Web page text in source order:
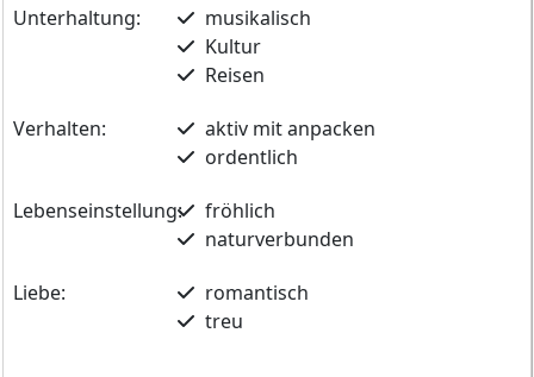
Unterhaltung:
musikalisch
Kultur
Reisen
Verhalten:
aktiv mit anpacken
ordentlich
Lebenseinstellung:
fröhlich
naturverbunden
Liebe:
romantisch
treu